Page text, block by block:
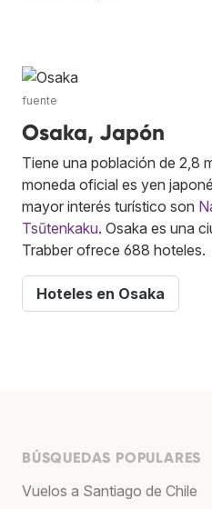
fuente
Osaka, Japón
Tiene una población de 2,8
moneda oficial es yen
mayor interés turístico son
Tsūtenkaku. Osaka es una
Trabber ofrece 688 hoteles.
Hoteles en Osaka
BÚSQUEDAS POPULARES
Vuelos a Santiago de Chile